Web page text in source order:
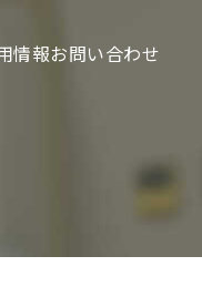
情報お問い合わせ